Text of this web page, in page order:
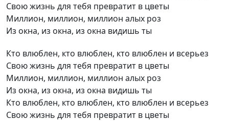
Свою жизнь для тебя превратит в цветы
Миллион, миллион, миллион алых роз
Из окна, из окна, из окна видишь ты
Кто влюблен, кто влюблен, кто влюблен и всерьез
Свою жизнь для тебя превратит в цветы
Миллион, миллион, миллион алых роз
Из окна, из окна, из окна видишь ты
Кто влюблен, кто влюблен, кто влюблен и всерьез
Свою жизнь для тебя превратит в цветы